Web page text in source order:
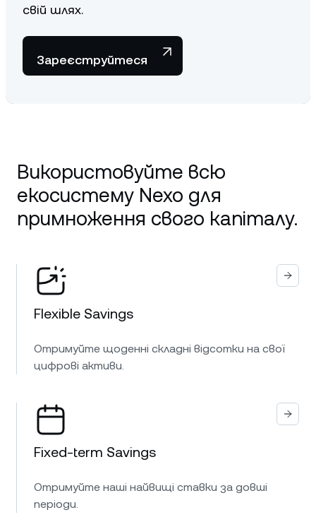
свій шлях.
Зареєструйтеся
Використовуйте всю
екосистему Nexo для
примноження свого капіталу.
Flexible Savings
Отримуйте щоденні складні відсотки на свої
цифрові активи.
Fixed-term Savings
Отримуйте наші найвищі ставки за довші
періоди.